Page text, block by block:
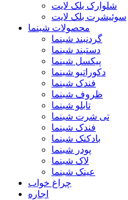
شلوارک بلک لایت
سوئیشرت بلک لایت
محصولات شبنما
گردنبند شبنما
دستبند شبنما
پیکسل شبنما
دکوراتیو شبنما
فندک شبنما
ظروف شبنما
تابلو شبنما
تی شرت شبنما
فندک شبنما
بادکنک شبنما
پودر شبنما
لاک شبنما
عینک شبنما
چراغ خواب
اجاره